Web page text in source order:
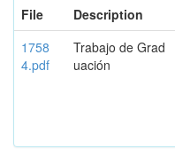
File
Description
1758
4.pdf
Trabajo de Grad
uación